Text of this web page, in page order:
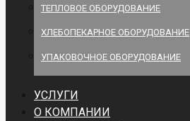
ТЕПЛОВОЕ ОБОРУДОВАНИЕ
ХЛЕБОПЕКАРНОЕ ОБОРУДОВАНИЕ
УПАКОВОЧНОЕ ОБОРУДОВАНИЕ
УСЛУГИ
О КОМПАНИИ